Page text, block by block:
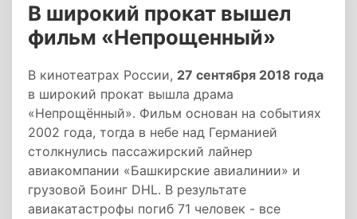
В широкий прокат вышел
фильм «Непрощенный»
В кинотеатрах России, 27 сентября 2018 года
в широкий прокат вышла драма
«Непрощённый». Фильм основан на событиях
2002 года, тогда в небе над Германией
столкнулись пассажирский лайнер
авиакомпании «Башкирские авиалинии» и
грузовой Боинг DHL. В результате
авиакатастрофы погиб 71 человек - все